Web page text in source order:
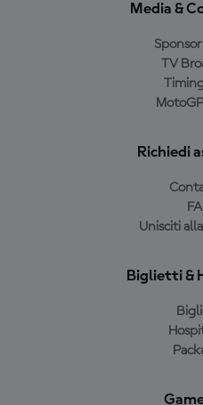
Media &
TV
Richiedi
Unisciti
Biglietti &